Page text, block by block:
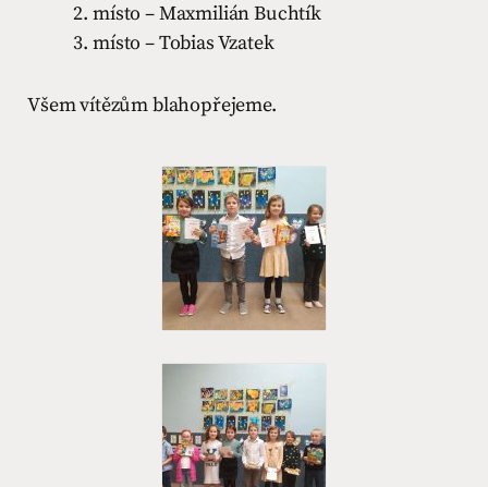
místo – Maxmilián Buchtík
místo – Tobias Vzatek
Všem vítězům blahopřejeme.